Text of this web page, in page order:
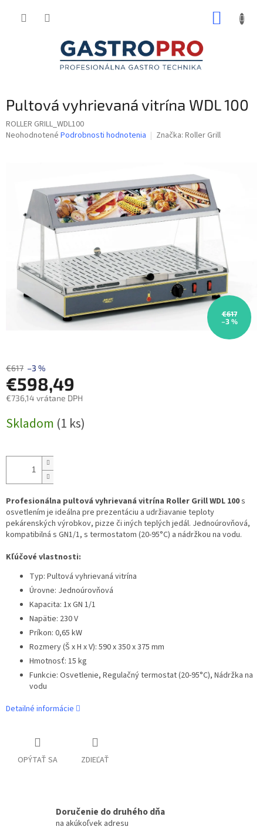
Pultová vyhrievaná vitrína WDL 100
ROLLER GRILL_WDL100
Priemerné
hviezdičiek.
Neohodnotené Podrobnosti hodnotenia Značka: Roller Grill
€617
–3 %
€617 –3 %
€598,49
€736,14 vrátane DPH
cena:
Skladom (1 ks)
Profesionálna pultová vyhrievaná vitrína Roller Grill WDL 100s
osvetlením je ideálna pre prezentáciu a udržiavanie teploty
pekárenských výrobkov, pizze či iných teplých jedál. Jednoúrovňová,
kompatibilná s GN1/1, s termostatom (20-95°C) a nádržkou na vodu.
Kľúčové vlastnosti:
Typ: Pultová vyhrievaná vitrína
Úrovne: Jednoúrovňová
Kapacita: 1x GN 1/1
Napätie: 230 V
Príkon: 0,65 kW
Rozmery (Š x H x V): 590 x 350 x 375 mm
Hmotnosť: 15 kg
Funkcie: Osvetlenie, Regulačný termostat (20-95°C), Nádržka na
vodu
Detailné informácie
OPÝTAŤ SA ZDIEĽAŤ
Doručenie do druhého dňa
na akúkoľvek adresu